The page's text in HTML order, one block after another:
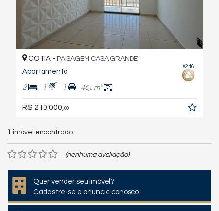
#246
COTIA - PAISAGEM CASA GRANDE
Apartamento
2 1 1 45,0m²
R$ 210.000, 00
1 imóvel encontrado
(nenhuma avaliação)
Quer vender seu imóvel?
Cadastre-se e anuncie conosco